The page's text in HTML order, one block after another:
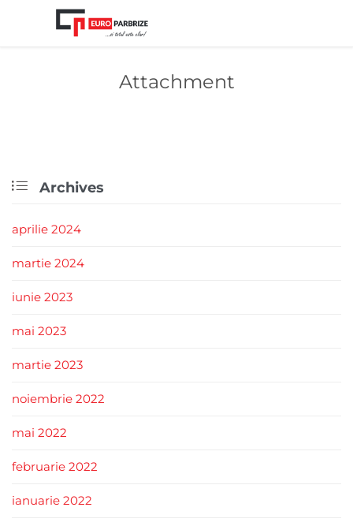
Attachment
 Archives
aprilie 2024
martie 2024
iunie 2023
mai 2023
martie 2023
noiembrie 2022
mai 2022
februarie 2022
ianuarie 2022